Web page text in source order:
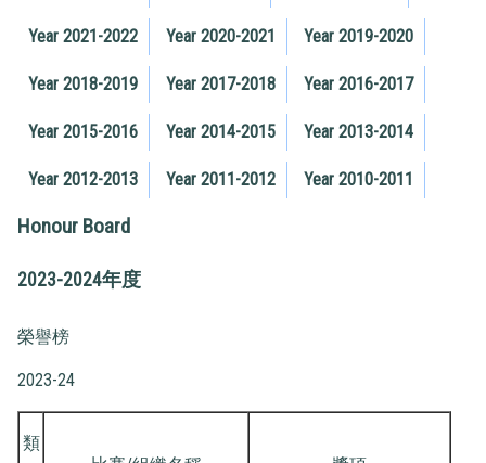
Year 2021-2022 Year 2020-2021 Year 2019-2020
Year 2018-2019 Year 2017-2018 Year 2016-2017
Year 2015-2016 Year 2014-2015 Year 2013-2014
Year 2012-2013 Year 2011-2012 Year 2010-2011
Honour Board
2023-2024年度
榮譽榜
2023-24
類